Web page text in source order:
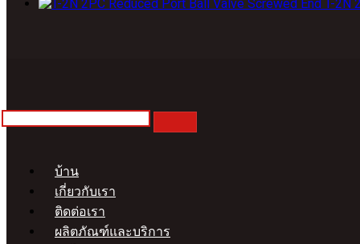
T-
บ้าน
เกี่ยวกับเรา
ติดต่อเรา
ผลิตภัณฑ์และบริการ